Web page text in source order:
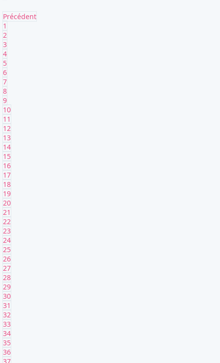
Précédent
1
2
3
4
5
6
7
8
9
10
11
12
13
14
15
16
17
18
19
20
21
22
23
24
25
26
27
28
29
30
31
32
33
34
35
36